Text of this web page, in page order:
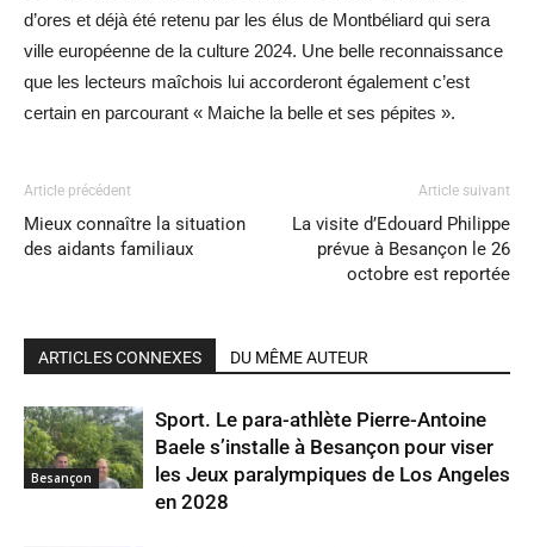
d’ores et déjà été retenu par les élus de Montbéliard qui sera
ville européenne de la culture 2024. Une belle reconnaissance
que les lecteurs maîchois lui accorderont également c’est
certain en parcourant « Maiche la belle et ses pépites ».
Article précédent
Mieux connaître la situation
des aidants familiaux
Article suivant
La visite d’Edouard Philippe
prévue à Besançon le 26
octobre est reportée
ARTICLES CONNEXES DU MÊME AUTEUR
Besançon
Sport. Le para-athlète Pierre-Antoine
Baele s’installe à Besançon pour viser
les Jeux paralympiques de Los Angeles
en 2028